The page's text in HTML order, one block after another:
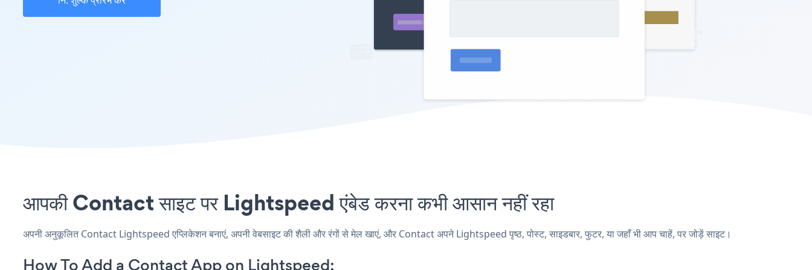
आपकी Contact साइट पर Lightspeed एंबेड करना कभी आसान नहीं रहा
अपनी अनुकूलित Contact Lightspeed एप्लिकेशन बनाएं, अपनी वेबसाइट की शैली और रंगों से मेल खाएं, और Contact अपने Lightspeed पृष्ठ, पोस्ट, साइडबार, फुटर, या जहाँ भी आप चाहें, पर जोड़ें साइट।
How To Add a Contact App on Lightspeed: